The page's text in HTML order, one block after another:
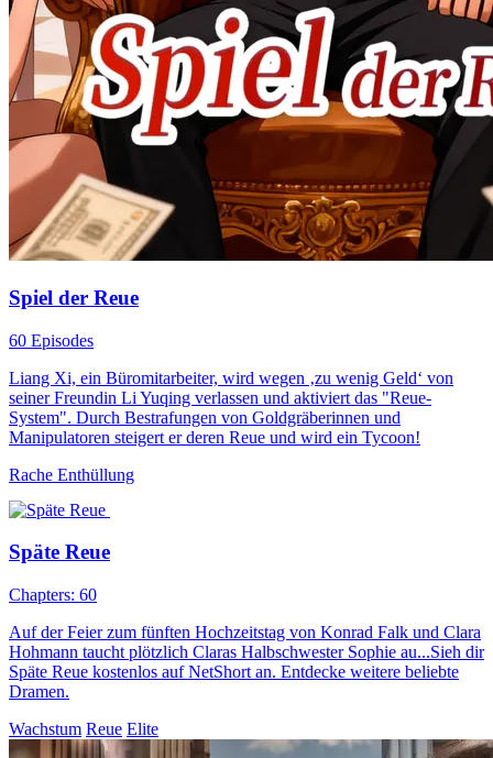
Spiel der Reue
60 Episodes
Liang Xi, ein Büromitarbeiter, wird wegen ‚zu wenig Geld‘ von
seiner Freundin Li Yuqing verlassen und aktiviert das "Reue-
System". Durch Bestrafungen von Goldgräberinnen und
Manipulatoren steigert er deren Reue und wird ein Tycoon!
Rache Enthüllung
Späte Reue
Chapters: 60
Auf der Feier zum fünften Hochzeitstag von Konrad Falk und Clara
Hohmann taucht plötzlich Claras Halbschwester Sophie au...Sieh dir
Späte Reue kostenlos auf NetShort an. Entdecke weitere beliebte
Dramen.
Wachstum Reue Elite